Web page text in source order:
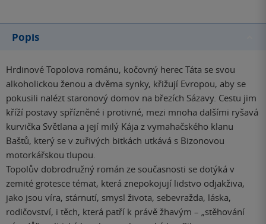
Popis
Hrdinové Topolova románu, kočovný herec Táta se svou
alkoholickou ženou a dvěma synky, křižují Evropou, aby se
pokusili nalézt staronový domov na březích Sázavy. Cestu jim
kříží postavy spřízněné i protivné, mezi mnoha dalšími ryšavá
kurvička Světlana a její milý Kája z vymahačského klanu
Baštů, který se v zuřivých bitkách utkává s Bizonovou
motorkářskou tlupou.
Topolův dobrodružný román ze současnosti se dotýká v
zemité grotesce témat, která znepokojují lidstvo odjakživa,
jako jsou víra, stárnutí, smysl života, sebevražda, láska,
rodičovství, i těch, která patří k právě žhavým – „stěhování